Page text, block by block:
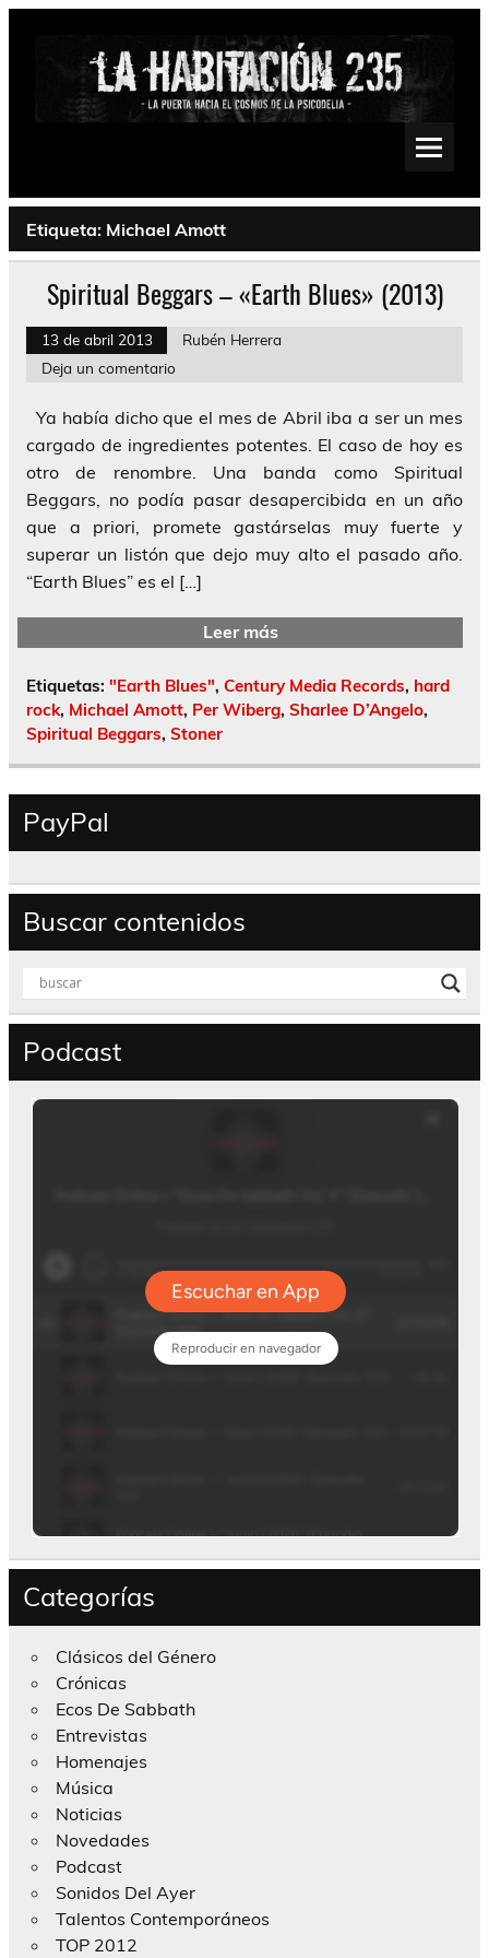
Saltar
Psychedelic, Stoner, Doom, Sludge, Fuzz, Space, Drone
Etiqueta: Michael Amott
Spiritual Beggars – «Earth Blues» (2013)
13 de abril 2013
Rubén Herrera
Deja un comentario
Ya había dicho que el mes de Abril iba a ser un mes
cargado de ingredientes potentes. El caso de hoy es
otro de renombre. Una banda como Spiritual
Beggars, no podía pasar desapercibida en un año
que a priori, promete gastárselas muy fuerte y
superar un listón que dejo muy alto el pasado año.
“Earth Blues” es el […]
Leer más
Etiquetas: "Earth Blues", Century Media Records, hard
rock, Michael Amott, Per Wiberg, Sharlee D’Angelo,
Spiritual Beggars, Stoner
PayPal
Buscar contenidos
Podcast
Categorías
Clásicos del Género
Crónicas
Ecos De Sabbath
Entrevistas
Homenajes
Música
Noticias
Novedades
Podcast
Sonidos Del Ayer
Talentos Contemporáneos
TOP 2012